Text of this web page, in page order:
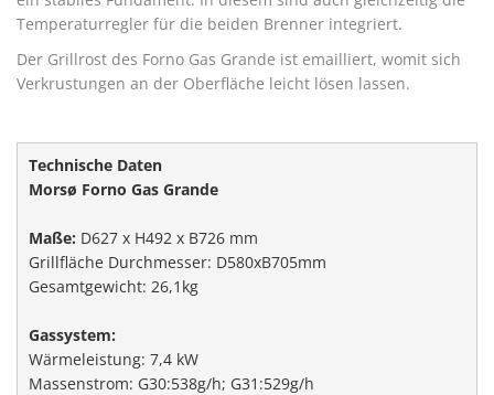
Temperaturregler für die beiden Brenner integriert.
Der Grillrost des Forno Gas Grande ist emailliert, womit sich
Verkrustungen an der Oberfläche leicht lösen lassen.
Technische Daten
Maße: D627 x H492 x B726 mm
Grillfläche Durchmesser: D580xB705mm
Gesamtgewicht: 26,1kg
Wärmeleistung: 7,4 kW
Massenstrom: G30:538g/h; G31:529g/h